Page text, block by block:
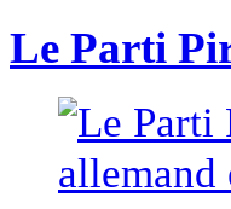
Le Parti